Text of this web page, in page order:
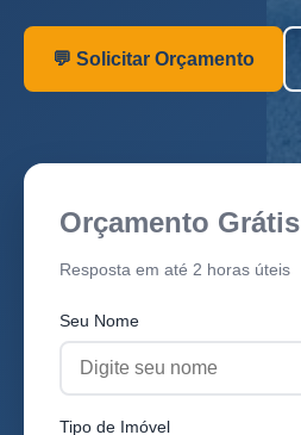
💬 Solicitar Orçamento
Orçamento Grátis
Resposta em até 2 horas úteis
Seu Nome
Tipo de Imóvel